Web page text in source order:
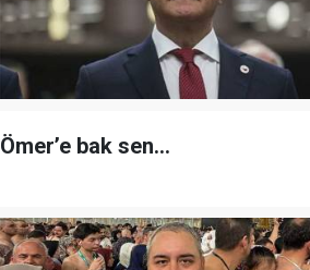
Ömer’e bak sen…